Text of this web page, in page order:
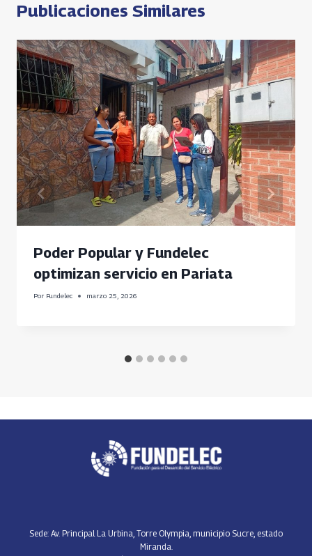
Publicaciones Similares
Poder Popular y Fundelec
optimizan servicio en Pariata
Por Fundelec marzo 25, 2026
Sede: Av. Principal La Urbina, Torre Olympia, municipio Sucre, estado
Miranda.